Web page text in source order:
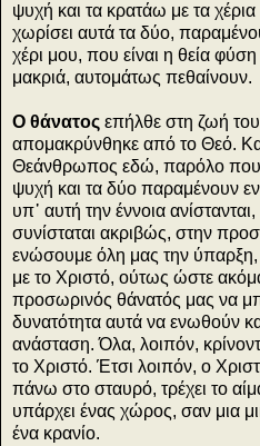
ψυχή και τα κρατάω με τα
χωρίσει αυτά τα δύο,
χέρι μου, που είναι η θεία
μακριά, αυτομάτως πεθαίνουν.
Ο θάνατος επήλθε στη ζωή
απομακρύνθηκε από το Θεό.
Θεάνθρωπος εδώ, παρόλο
ψυχή και τα δύο παραμένουν
υπ᾽ αυτή την έννοια
συνίσταται ακριβώς, στην
ενώσουμε όλη μας την
με το Χριστό, ούτως ώστε
προσωρινός θάνατός μας να
δυνατότητα αυτά να ενωθούν
ανάσταση. Όλα, λοιπόν,
το Χριστό. Έτσι λοιπόν, ο
πάνω στο σταυρό, τρέχει το
υπάρχει ένας χώρος, σαν μια
ένα κρανίο.